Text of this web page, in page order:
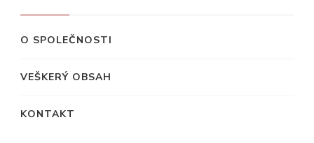
O SPOLEČNOSTI
VEŠKERÝ OBSAH
KONTAKT